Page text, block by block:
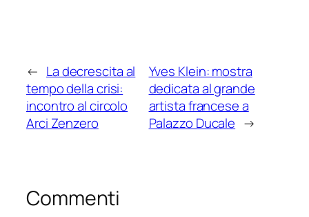
← La decrescita al
tempo della crisi:
incontro al circolo
Arci Zenzero
Yves Klein: mostra
dedicata al grande
artista francese a
Palazzo Ducale →
Commenti